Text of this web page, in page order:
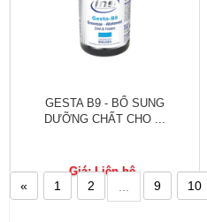
thức
bệnh
sĩ
thuốc
GESTA B9 - BỔ SUNG
DƯỠNG CHẤT CHO ...
Giá: Liên hệ
« 1 2 9 10